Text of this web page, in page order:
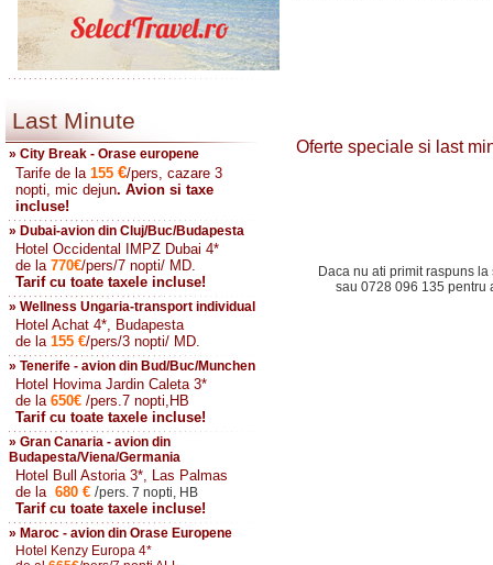
Last Minute
» City Break - Orase europene
Tarife de la 155 €/pers, cazare 3
nopti, mic dejun. Avion si taxe
incluse!
» Dubai-avion din Cluj/Buc/Budapesta
Hotel Occidental IMPZ Dubai 4*
de la 770€/pers/7 nopti/ MD.
Tarif cu toate taxele incluse!
» Wellness Ungaria-transport individual
Hotel Achat 4*, Budapesta
de la 155 €/pers/3 nopti/ MD.
» Tenerife - avion din Bud/Buc/Munchen
Hotel Hovima Jardin Caleta 3*
de la 650€ /pers.7 nopti,HB
Tarif cu toate taxele incluse!
» Gran Canaria - avion din
Budapesta/Viena/Germania
Hotel Bull Astoria 3*, Las Palmas
de la 680 € /pers. 7 nopti, HB
Tarif cu toate taxele incluse!
» Maroc - avion din Orase Europene
Hotel Kenzy Europa 4*
Oferte speciale si last
Daca nu ati primit raspuns
sau 0728 096 135 pentru